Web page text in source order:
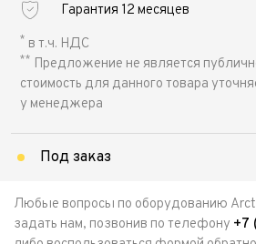
Гарантия 12 месяцев
* в т.ч. НДС
** Предложение не является
стоимость для данного товара
у менеджера
Под заказ
Любые вопросы по оборудованию
задать нам, позвонив по телефону +7